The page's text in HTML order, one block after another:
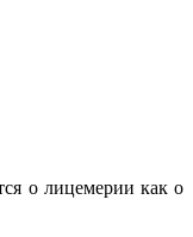
о лицемерии как о